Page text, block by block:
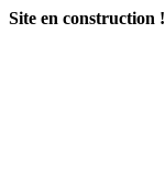
Site en construction !